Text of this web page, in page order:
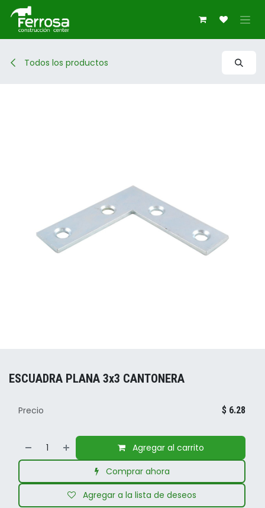
Ir al contenido
Todos los productos
ESCUADRA PLANA 3x3 CANTONERA
Agregar al carrito
Comprar ahora
Agregar a la lista de deseos
Precio $ 6.28